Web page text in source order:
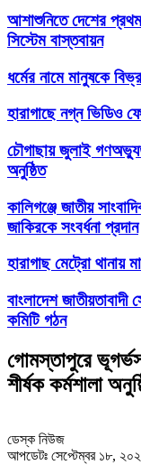
আশাশুনিতে দেশের
সিস্টেম বাস্তবায়ন
ধর্মের নামে মানুষকে
হারাগাছে নগ্ন ভিডিও
চৌগাছায় জুলাই
অনুষ্ঠিত
কালিগঞ্জে জাতীয়
জাকিরকে সংবর্ধনা প্রদান
হারাগাছ মেট্রো থানায়
বাংলাদেশ
কমিটি গঠন
গোমস্তাপুরে
শীর্ষক কর্মশালা
ডেস্ক নিউজ
আপডেটঃ সেপ্টেম্বর ১৮,